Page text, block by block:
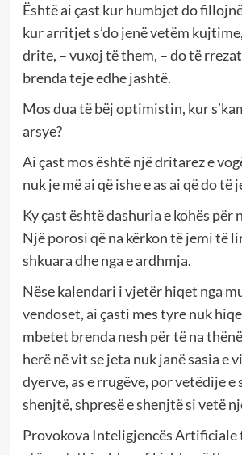
Është ai çast kur humbjet do
kur arritjet s’do jenë vetëm
drite, – vuxoj të them, – do të
brenda teje edhe jashtë.
Mos dua të bëj optimistin, kur
arsye?
Ai çast mos është një dritarez e
nuk je më ai që ishe e as ai që do të
Ky çast është dashuria e kohës për
Një porosi që na kërkon të jemi të
shkuara dhe nga e ardhmja.
Nëse kalendari i vjetër hiqet nga
vendoset, ai çasti mes tyre nuk
mbetet brenda nesh për të na
herë në vit se jeta nuk janë sasia e
dyerve, as e rrugëve, por vetëdije e
shenjtë, shpresë e shenjtë si vetë
Provokova Inteligjencës Artificiale